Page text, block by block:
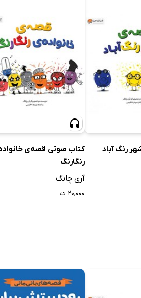
رنگ آباد
کتاب صوتی قصه‌ی
رنگارنگ
آری چانگ
۲۰,۰۰۰ ت